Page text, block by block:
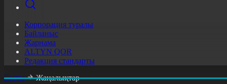
Корпорация туралы
Байланыс
Жарнама
ALTYN QOR
Редакция стандарты
Басты
Жаңалықтар